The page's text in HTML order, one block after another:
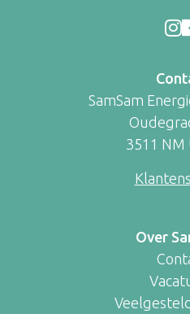
SamSam
3511
Over